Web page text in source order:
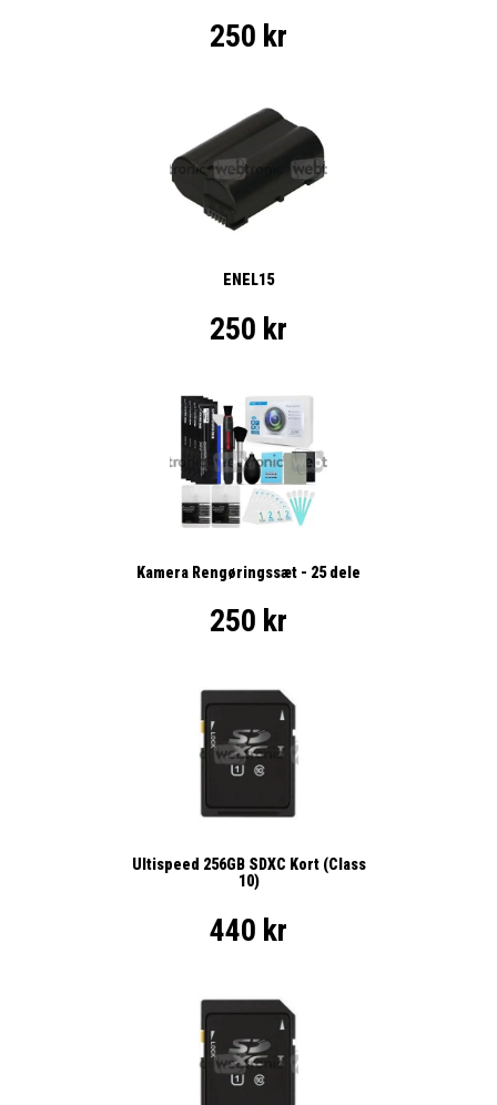
250 kr
ENEL15
250 kr
Kamera Rengøringssæt - 25 dele
250 kr
Ultispeed 256GB SDXC Kort (Class
10)
440 kr